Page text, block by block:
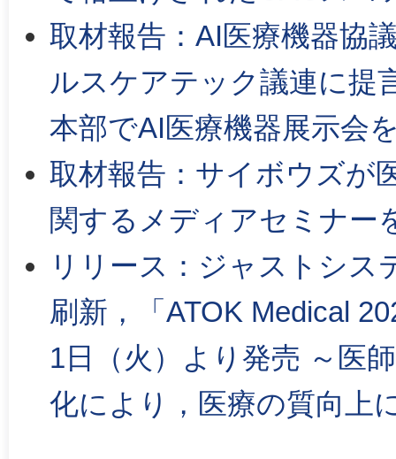
取材報告：AI医療機器協
ルスケアテック議連に
本部でAI医療機器展示会
取材報告：サイボウズが
関するメディアセミナー
リリース：ジャストシス
刷新，「ATOK Medical
1日（火）より発売 ～医
化により，医療の質向上